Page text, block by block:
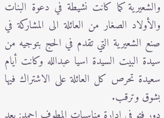
والشعيرية كما كانت نشيطة في دعوة البنات
والأولاد الصغار من العائلة الى المشاركة في
صنع الشعيرية التي تقدم في الحج بتوجيه من
سيدة البيت السيدة اسيا عبدالله وكانت أيام
سعيدة تحرص كل العائلة على الاشتراك فيها
بشوق وترقب.